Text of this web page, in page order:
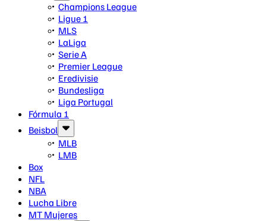
Champions League
Ligue 1
MLS
LaLiga
Serie A
Premier League
Eredivisie
Bundesliga
Liga Portugal
Fórmula 1
Beisbol
MLB
LMB
Box
NFL
NBA
Lucha Libre
MT Mujeres